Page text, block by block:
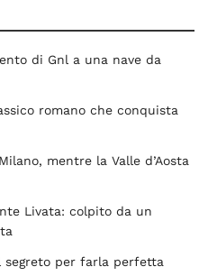
di Gnl a una nave da
romano che conquista
mentre la Valle d’Aosta
Livata: colpito da un
per farla perfetta